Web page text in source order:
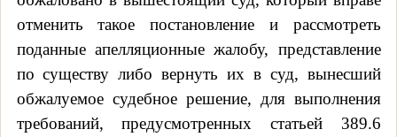
отменить такое постановление и рассмотреть
поданные апелляционные жалобу, представление
по существу либо вернуть их в суд, вынесший
обжалуемое судебное решение, для выполнения
требований, предусмотренных статьей 389.6